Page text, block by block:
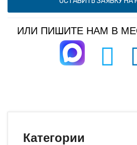
ИЛИ ПИШИТЕ НАМ В
Категории